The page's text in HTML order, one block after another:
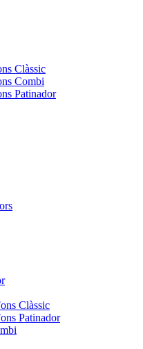
Clàssic
Combi
Patinador
Clàssic
Patinador